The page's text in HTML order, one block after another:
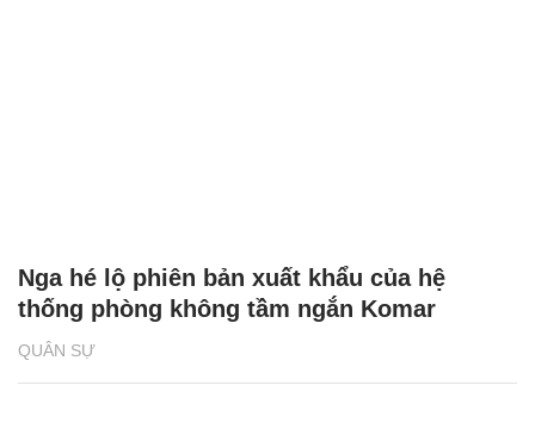
QUÂN SỰ
Nga hé lộ phiên bản xuất khẩu của hệ
thống phòng không tầm ngắn Komar